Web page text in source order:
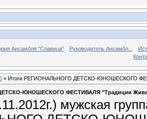
Ансамбля "Славица" Руководитель Ансамбл...
» Итоги РЕГИОНАЛЬНОГО ДЕТСКО-ЮНОШЕСКОГО
ЮНОШЕСКОГО ФЕСТИВАЛЯ "Традиции
мужская